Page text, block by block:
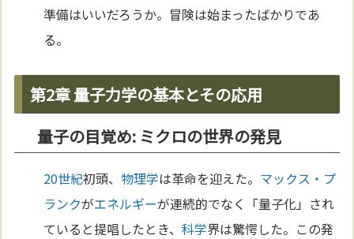
準備はいいだろうか。冒険は始まったばかりであ
る。
第2章 量子力学の基本とその応用
量子の目覚め: ミクロの世界の発見
20世紀初頭、 物理学は革命を迎えた。 マックス・プ
ランクがエネルギーが連続的でなく「量子化」され
ていると提唱したとき、科学界は驚愕した。この発